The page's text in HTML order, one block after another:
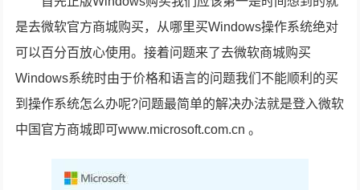
是去微软官方商城购买，从哪里买Windows操作系统绝对
可以百分百放心使用。接着问题来了去微软商城购买
Windows系统时由于价格和语言的问题我们不能顺利的买
到操作系统怎么办呢?问题最简单的解决办法就是登入微软
中国官方商城即可www.microsoft.com.cn 。